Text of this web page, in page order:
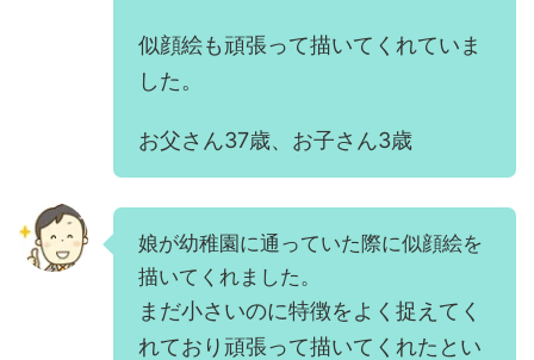
似顔絵も頑張って描いてくれていま
した。
お父さん37歳、お子さん3歳
娘が幼稚園に通っていた際に似顔絵を
描いてくれました。
まだ小さいのに特徴をよく捉えてく
れており頑張って描いてくれたとい